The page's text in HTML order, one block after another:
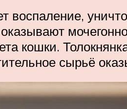
кошки.
сырьё